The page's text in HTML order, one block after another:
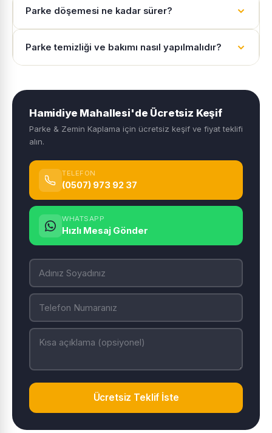
Parke döşemesi ne kadar sürer?
Parke temizliği ve bakımı nasıl yapılmalıdır?
Hamidiye Mahallesi'de Ücretsiz Keşif
Parke & Zemin Kaplama için ücretsiz keşif ve fiyat teklifi
alın.
TELEFON
(0507) 973 92 37
WHATSAPP
Hızlı Mesaj Gönder
Ücretsiz Teklif İste